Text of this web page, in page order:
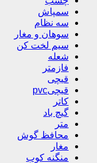
سمپاش
سه نظام
سوهان و مغار
سیم لخت کن
شعله
فازمتر
قیچی
قیچیpvc
کاتر
گیچ باد
متر
محافظ گوش
مغار
منگنه کوب